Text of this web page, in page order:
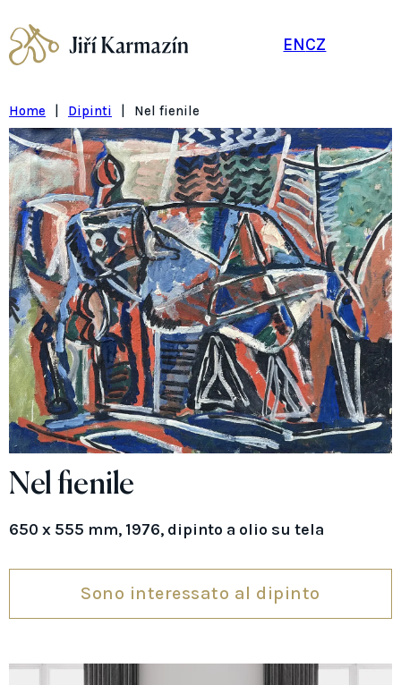
ENCZ
Home Dipinti Nel fienile
Nel fienile
650 x 555 mm, 1976, dipinto a olio su tela
Sono interessato al dipinto